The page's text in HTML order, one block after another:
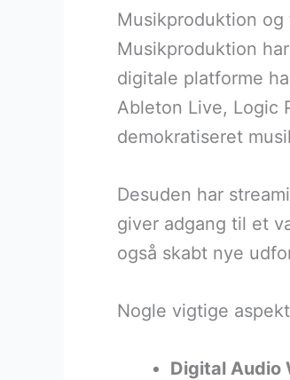
Musikproduktion
Musikproduktion
digitale platforme
Ableton Live, Logic
demokratiseret
Desuden har
giver adgang til et
også skabt nye
Nogle vigtige
Digital Audio